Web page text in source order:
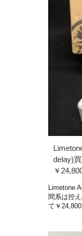
delay)
￥
Limetone
間系は控
て￥